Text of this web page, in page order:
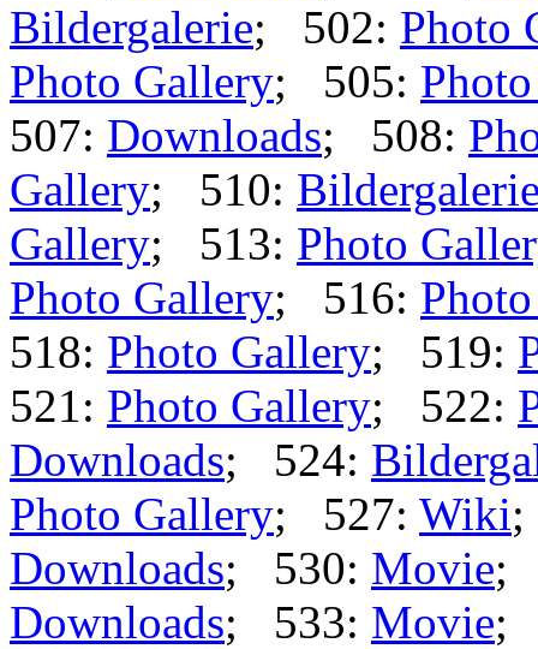
Bildergalerie; 502: Photo
Photo Gallery; 505:
507: Downloads; 508:
Gallery; 510:
Gallery; 513: Photo
Photo Gallery; 516:
518: Photo Gallery; 519:
521: Photo Gallery; 522:
Downloads; 524:
Photo Gallery; 527: Wiki
Downloads; 530: Movie;
Downloads; 533: Movie;